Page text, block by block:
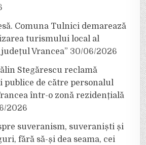
Comuna Tulnici demarează
turismului local al
Vrancea” 30/06/2026
Stegărescu reclamă
de către personalul
într-o zonă rezidențială
2026
suveranism, suveraniști și
fără să-și dea seama, cei